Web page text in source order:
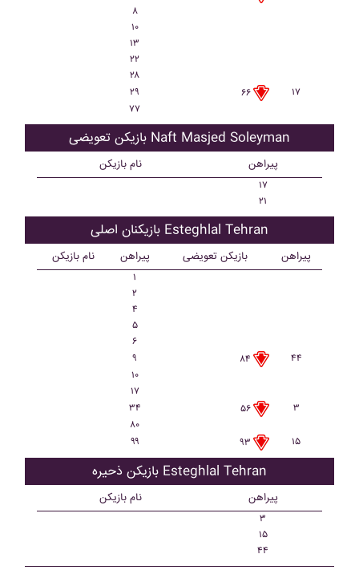
۸
۱۰
۱۳
۲۲
۲۸
۲۹
۶۶
۱۷
۷۷
بازیکن تعویضی Naft Masjed Soleyman
نام بازیکن پیراهن
۱۷
۲۱
بازیکنان اصلی Esteghlal Tehran
نام بازیکن پیراهن بازیکن تعویضی پیراهن
۱
۲
۴
۵
۶
۹
۸۴
۴۴
۱۰
۱۷
۳۴
۵۶
۳
۸۰
۹۹
۹۳ ۱۵
بازیکن ذحیره Esteghlal Tehran
نام بازیکن پیراهن
۳
۱۵
۴۴